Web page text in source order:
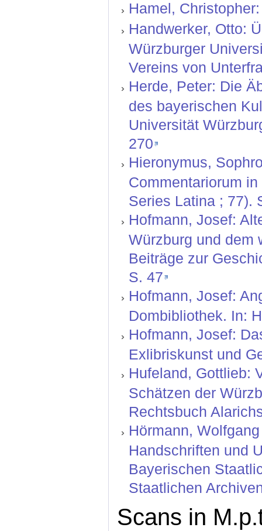
Hamel,
Handwerker, Otto:
Würzburger
Vereins von
Herde, Peter: Die
des bayerischen
Universität
270
Hieronymus,
Commentariorum
Series Latina ; 77).
Hofmann, Josef:
Würzburg und dem
Beiträge zur
S. 47
Hofmann, Josef:
Dombibliothek. In:
Hofmann, Josef:
Exlibriskunst und
Hufeland, Gottlieb:
Schätzen der
Rechtsbuch
Hörmann,
Handschriften und
Bayerischen
Staatlichen
Scans in